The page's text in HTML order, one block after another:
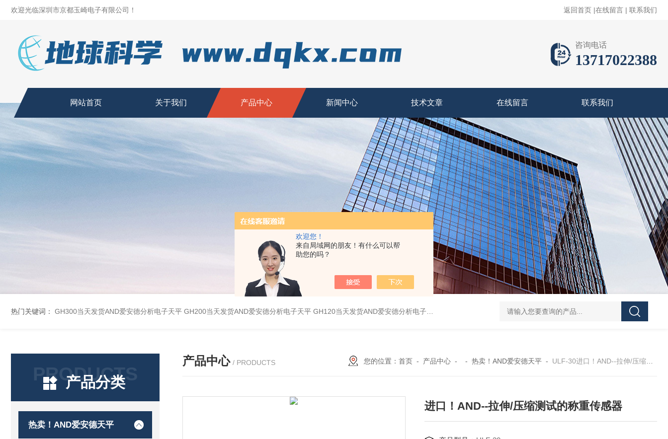
欢迎您！
来自局域网的朋友！有什么可以帮
助您的吗？
欢迎光临深圳市京都玉崎电子有限公司！ 返回首页 |在线留言 | 联系我们
咨询电话
13717022388
网站首页 关于我们 产品中心 新闻中心 技术文章 在线留言 联系我们
热门关键词： GH300当天发货AND爱安德分析电子天平 GH200当天发货AND爱安德分析电子天平 GH120当天发货AND爱安德分析电子天平 GH252当天发货AND爱安德分析电子天平 SJ-210当天发货三丰/Mitutoyo
PRODUCTS
产品分类
热卖！AND爱安德天平
产品中心 / PRODUCTS 您的位置： 首页- 产品中心- - 热卖！AND爱安德天平- ULF-30进口！AND--拉伸/压缩测试的称重传感器
进口！AND--拉伸/压缩测试的称重传感器